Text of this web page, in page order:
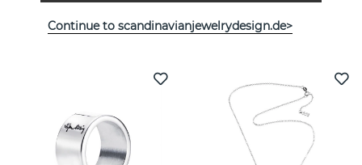
Weitere Artikel ansehen
Continue to scandinavianjewelrydesign.de>